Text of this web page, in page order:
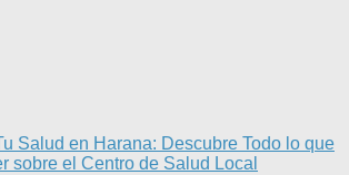
Salud en Harana: Descubre Todo lo que
sobre el Centro de Salud Local